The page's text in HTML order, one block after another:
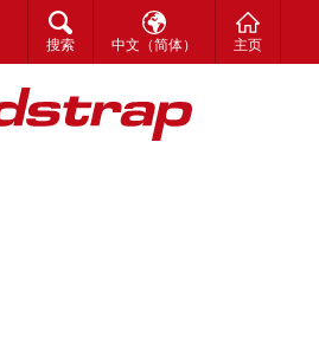
搜索 中文（简体） 主页